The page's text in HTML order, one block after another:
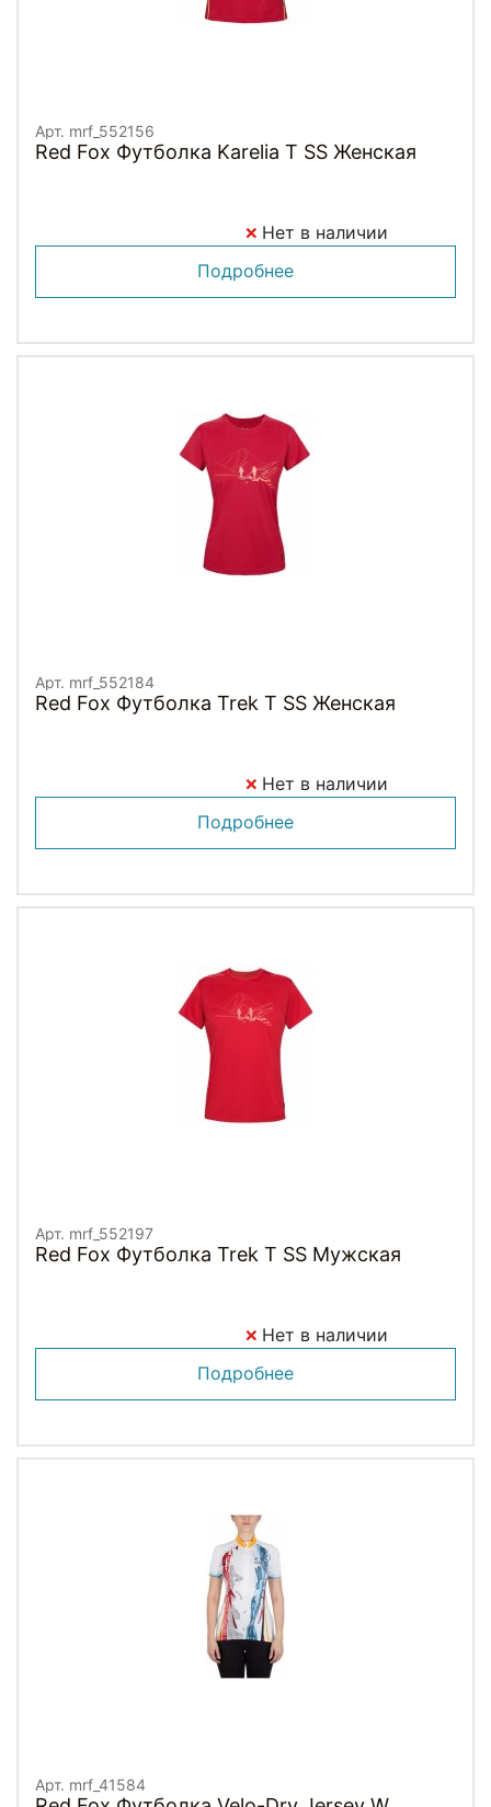
Арт. mrf_552156
Red Fox Футболка Karelia T SS Женская
Нет в наличии
Подробнее
Арт. mrf_552184
Red Fox Футболка Trek T SS Женская
Нет в наличии
Подробнее
Арт. mrf_552197
Red Fox Футболка Trek T SS Мужская
Нет в наличии
Подробнее
Арт. mrf_41584